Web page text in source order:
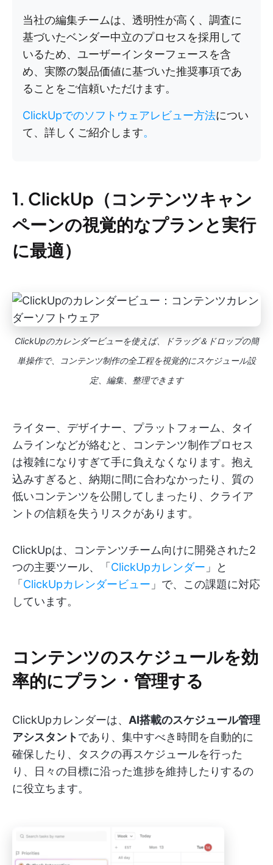
当社の編集チームは、透明性が高く、調査に
基づいたベンダー中立のプロセスを採用して
いるため、ユーザーインターフェースを含
め、実際の製品価値に基づいた推奨事項であ
ることをご信頼いただけます。
ClickUpでのソフトウェアレビュー方法につい
て、詳しくご紹介します。
1. ClickUp（コンテンツキャン
ペーンの視覚的なプランと実行
に最適）
ClickUpのカレンダービューを使えば、ドラッグ＆ドロップの簡
単操作で、コンテンツ制作の全工程を視覚的にスケジュール設
定、編集、整理できます
ライター、デザイナー、プラットフォーム、タイ
ムラインなどが絡むと、コンテンツ制作プロセス
は複雑になりすぎて手に負えなくなります。抱え
込みすぎると、納期に間に合わなかったり、質の
低いコンテンツを公開してしまったり、クライア
ントの信頼を失うリスクがあります。
ClickUpは、コンテンツチーム向けに開発された2
つの主要ツール、「 ClickUpカレンダー 」と
「 ClickUpカレンダービュー 」で、この課題に対応
しています。
コンテンツのスケジュールを効
率的にプラン・管理する
ClickUpカレンダーは、 AI搭載のスケジュール管理
アシスタントであり、集中すべき時間を自動的に
確保したり、タスクの再スケジュールを行った
り、日々の目標に沿った進捗を維持したりするの
に役立ちます。